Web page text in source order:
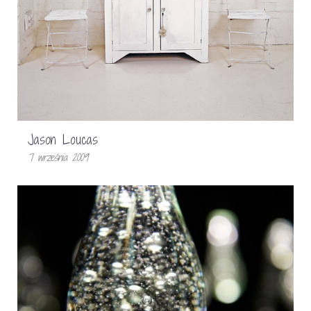
Jason Loucas
7 września 2009